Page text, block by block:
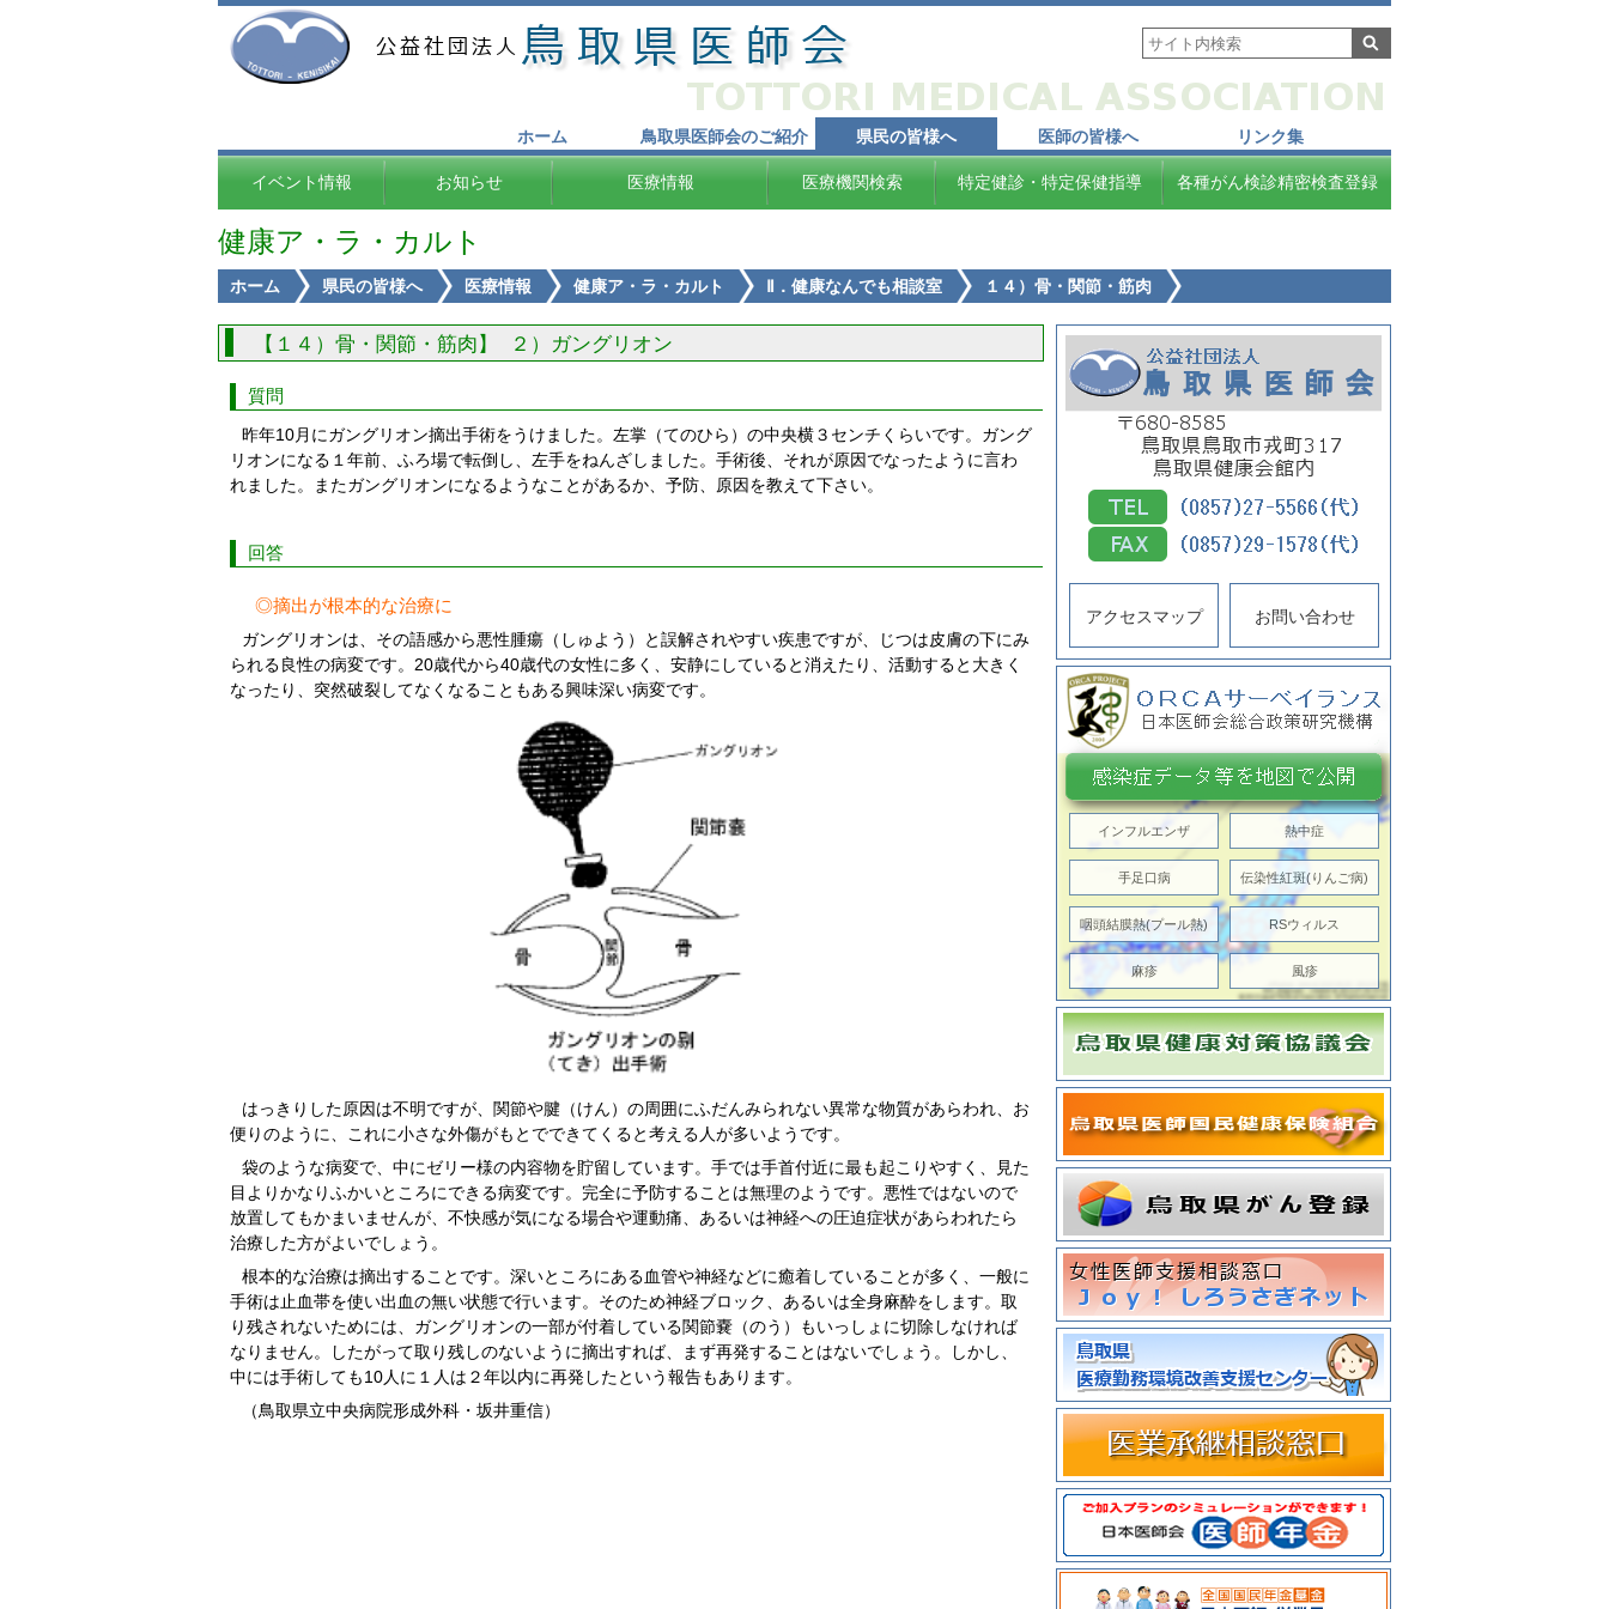
ホーム 鳥取県医師会のご紹介 県民の皆様へ 医師の皆様へ リンク集
イベント情報 お知らせ 医療情報 医療機関検索 特定健診・特定保健指導 各種がん検診精密検査登録
健康ア・ラ・カルト
ホーム 県民の皆様へ 医療情報 健康ア・ラ・カルト Ⅱ．健康なんでも相談室 １４）骨・関節・筋肉
【１４）骨・関節・筋肉】 ２）ガングリオン
質問
昨年10月にガングリオン摘出手術をうけました。左掌（てのひら）の中央横３センチくらいです。ガング
リオンになる１年前、ふろ場で転倒し、左手をねんざしました。手術後、それが原因でなったように言わ
れました。またガングリオンになるようなことがあるか、予防、原因を教えて下さい。
回答
◎摘出が根本的な治療に
ガングリオンは、その語感から悪性腫瘍（しゅよう）と誤解されやすい疾患ですが、じつは皮膚の下にみ
られる良性の病変です。20歳代から40歳代の女性に多く、安静にしていると消えたり、活動すると大きく
なったり、突然破裂してなくなることもある興味深い病変です。
はっきりした原因は不明ですが、関節や腱（けん）の周囲にふだんみられない異常な物質があらわれ、お
便りのように、これに小さな外傷がもとでできてくると考える人が多いようです。
袋のような病変で、中にゼリー様の内容物を貯留しています。手では手首付近に最も起こりやすく、見た
目よりかなりふかいところにできる病変です。完全に予防することは無理のようです。悪性ではないので
放置してもかまいませんが、不快感が気になる場合や運動痛、あるいは神経への圧迫症状があらわれたら
治療した方がよいでしょう。
根本的な治療は摘出することです。深いところにある血管や神経などに癒着していることが多く、一般に
手術は止血帯を使い出血の無い状態で行います。そのため神経ブロック、あるいは全身麻酔をします。取
り残されないためには、ガングリオンの一部が付着している関節嚢（のう）もいっしょに切除しなければ
なりません。したがって取り残しのないように摘出すれば、まず再発することはないでしょう。しかし、
中には手術しても10人に１人は２年以内に再発したという報告もあります。
（鳥取県立中央病院形成外科・坂井重信）
アクセスマップ お問い合わせ
インフルエンザ 熱中症
手足口病 伝染性紅斑(りんご病)
咽頭結膜熱(プール熱) RSウィルス
麻疹 風疹